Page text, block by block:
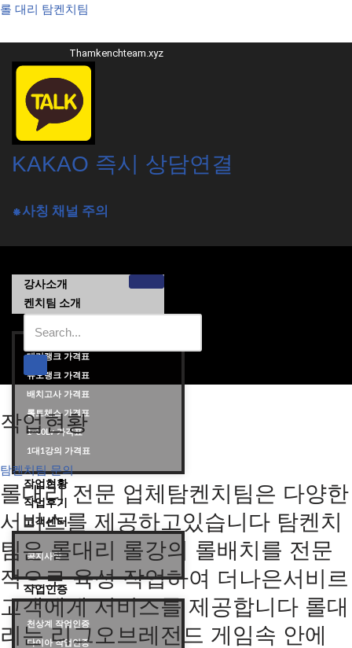
콘
텐
너
뛰
기
롤 대리 탐켄치팀
Thamkenchteam.xyz
KAKAO 즉시 상담연결
⁕사칭 채널 주의
강사소개
켄치팀 소개
대리랭크 가격표
듀오랭크 가격표
배치고사 가격표
롤토체스 가격표
1~30Lv 가격표
1대1강의 가격표
작업현황
작업후기
고객센터
공지사항
작업인증
천상계 작업인증
다이아 작업인증
작업현황
탐켄치팀 문의
롤대리 전문 업체탐켄치팀은 다양한
서비스를 제공하고있습니다 탐켄치
팀은 롤대리 롤강의 롤배치를 전문
적으로 육성 작업하여 더나은서비르
고객에게 서비스를 제공합니다 롤대
리는 리그오브레전드 게임속 안에